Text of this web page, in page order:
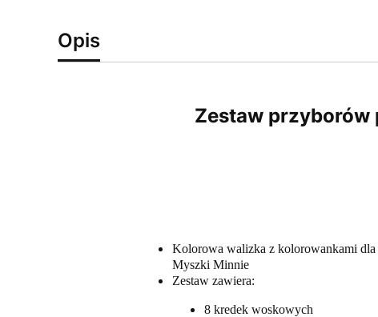
Opis
Zestaw
Kolorowa walizka z kolorowankami
Myszki Minnie
Zestaw zawiera:
8 kredek woskowych